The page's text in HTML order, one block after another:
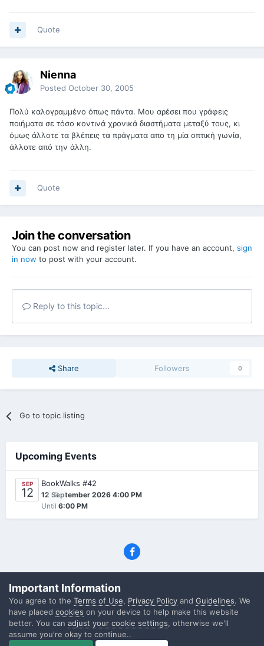
Quote
Nienna
Posted October 30, 2005
Πολύ καλογραμμένο όπως πάντα. Μου αρέσει που γράφεις
ποιήματα σε τόσο κοντινά χρονικά διαστήματα μεταξύ τους, κι
όμως άλλοτε τα βλέπεις τα πράγματα απο τη μία οπτική γωνία,
άλλοτε από την άλλη.
Quote
Join the conversation
You can post now and register later. If you have an account, sign
in now to post with your account.
Reply to this topic...
Share Followers 0
Go to topic listing
Upcoming Events
SEP
12 0
BookWalks #42
12 September 2026 4:00 PM
Until 6:00 PM
(C) SFF.gr, All rights reserved
Powered by Invision Community
Important Information
You agree to the Terms of Use, Privacy Policy and Guidelines. We
have placed cookies on your device to help make this website
better. You can adjust your cookie settings, otherwise we'll
assume you're okay to continue..